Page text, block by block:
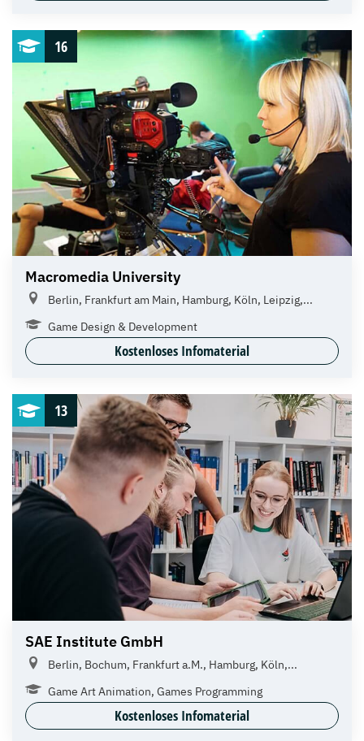
16
Macromedia University
Berlin, Frankfurt am Main, Hamburg, Köln, Leipzig,...
Game Design & Development
Kostenloses Infomaterial
13
SAE Institute GmbH
Berlin, Bochum, Frankfurt a.M., Hamburg, Köln,...
Game Art Animation, Games Programming
Kostenloses Infomaterial